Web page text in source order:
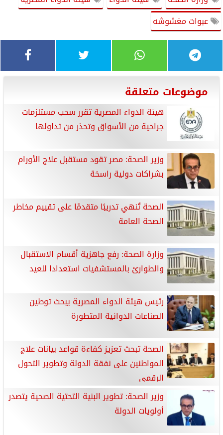
عبوات مغشوشه
موضوعات متعلقة
هيئة الدواء المصرية تقرر سحب مستلزمات
جراحية من الأسواق وتحذر من تداولها
وزير الصحة: مصر تقود مستقبل علاج الأورام
بشراكات دولية راسخة
الصحة تُنهي تدريبًا متقدمًا على تقييم مخاطر
الصحة العامة
وزارة الصحة: رفع جاهزية أقسام الاستقبال
والطوارئ بالمستشفيات استعدادا للعيد
رئيس هيئة الدواء المصرية يبحث توطين
الصناعات الدوائية المتطورة
الصحة تبحث تعزيز كفاءة قواعد بيانات علاج
المواطنين على نفقة الدولة وتطوير التحول
الرقمي
وزير الصحة: تطوير البنية التحتية الصحية يتصدر
أولويات الدولة